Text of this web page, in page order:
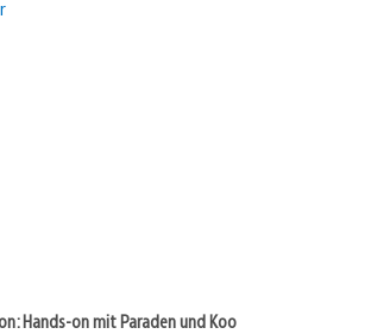
Hands-on mit Paraden und Koo